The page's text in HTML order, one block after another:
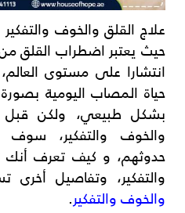
علاج القلق والخوف
حيث يعتبر اضطراب القلق
انتشارا على مستوى
حياة المصاب اليومية
بشكل طبيعي، ولكن قبل
والخوف والتفكير،
حدوثهم، و كيف تعرف أنك
والتفكير، وتفاصيل
والخوف والتفكير.